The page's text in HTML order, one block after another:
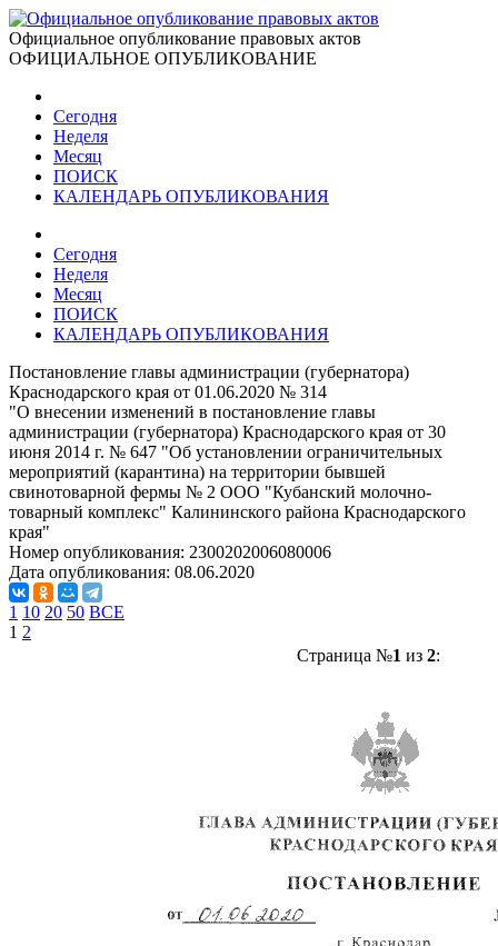
Официальное опубликование правовых актов
ОФИЦИАЛЬНОЕ ОПУБЛИКОВАНИЕ
Сегодня
Неделя
Месяц
ПОИСК
КАЛЕНДАРЬ ОПУБЛИКОВАНИЯ
Сегодня
Неделя
Месяц
ПОИСК
КАЛЕНДАРЬ ОПУБЛИКОВАНИЯ
Постановление главы администрации (губернатора)
Краснодарского края от 01.06.2020 № 314
"О внесении изменений в постановление главы
администрации (губернатора) Краснодарского края от 30
июня 2014 г. № 647 "Об установлении ограничительных
мероприятий (карантина) на территории бывшей
свинотоварной фермы № 2 ООО "Кубанский молочно-
товарный комплекс" Калининского района Краснодарского
края"
Номер опубликования: 2300202006080006
Дата опубликования: 08.06.2020
1 10 20 50 ВСЕ
1 2
Страница №1 из 2: